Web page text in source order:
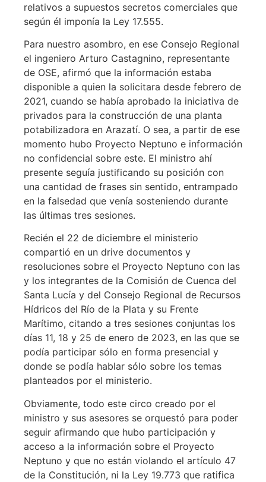
relativos a supuestos secretos comerciales que
según él imponía la Ley 17.555.
Para nuestro asombro, en ese Consejo Regional
el ingeniero Arturo Castagnino, representante
de OSE, afirmó que la información estaba
disponible a quien la solicitara desde febrero de
2021, cuando se había aprobado la iniciativa de
privados para la construcción de una planta
potabilizadora en Arazatí. O sea, a partir de ese
momento hubo Proyecto Neptuno e información
no confidencial sobre este. El ministro ahí
presente seguía justificando su posición con
una cantidad de frases sin sentido, entrampado
en la falsedad que venía sosteniendo durante
las últimas tres sesiones.
Recién el 22 de diciembre el ministerio
compartió en un drive documentos y
resoluciones sobre el Proyecto Neptuno con las
y los integrantes de la Comisión de Cuenca del
Santa Lucía y del Consejo Regional de Recursos
Hídricos del Río de la Plata y su Frente
Marítimo, citando a tres sesiones conjuntas los
días 11, 18 y 25 de enero de 2023, en las que se
podía participar sólo en forma presencial y
donde se podía hablar sólo sobre los temas
planteados por el ministerio.
Obviamente, todo este circo creado por el
ministro y sus asesores se orquestó para poder
seguir afirmando que hubo participación y
acceso a la información sobre el Proyecto
Neptuno y que no están violando el artículo 47
de la Constitución, ni la Ley 19.773 que ratifica